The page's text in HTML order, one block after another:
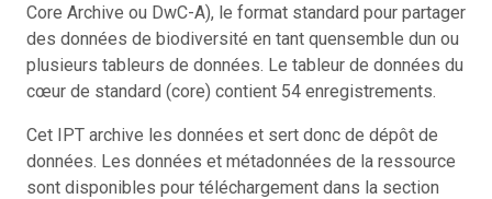
Core Archive ou DwC-A), le format standard pour partager
des données de biodiversité en tant quensemble dun ou
plusieurs tableurs de données. Le tableur de données du
cœur de standard (core) contient 54 enregistrements.
Cet IPT archive les données et sert donc de dépôt de
données. Les données et métadonnées de la ressource
sont disponibles pour téléchargement dans la section